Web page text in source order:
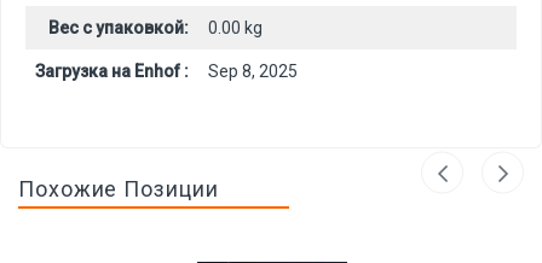
Вес с упаковкой: 0.00 kg
Загрузка на Enhof : Sep 8, 2025
Похожие Позиции